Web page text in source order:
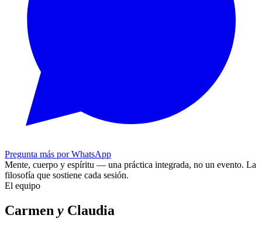
Pregunta más por WhatsApp
Mente, cuerpo y espíritu — una práctica integrada, no un evento. La
filosofía que sostiene cada sesión.
El equipo
Carmen y Claudia